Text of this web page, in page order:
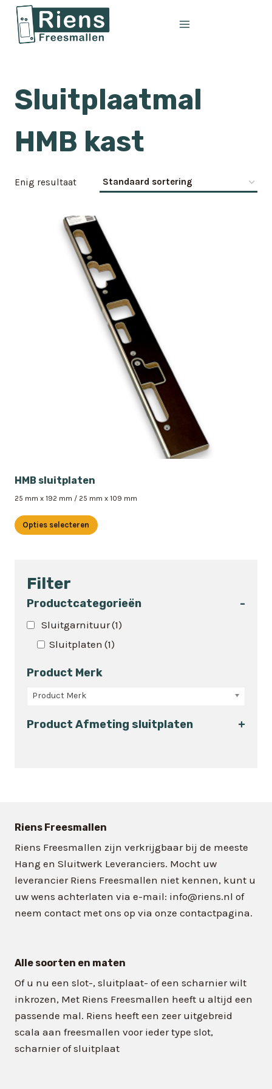
Doorgaan
naar
inhoud
Sluitplaatmal
HMB kast
Enig resultaat
HMB sluitplaten
25 mm x 192 mm / 25 mm x 109 mm
Opties selecteren
meerdere
variaties.
optie
worden
productpagina
Filter
Productcategorieën -
Sluitgarnituur(1)
Sluitplaten (1)
Product Merk
Product Merk
Product Afmeting sluitplaten +
Riens Freesmallen
Riens Freesmallen zijn verkrijgbaar bij de meeste
Hang en Sluitwerk Leveranciers. Mocht uw
leverancier Riens Freesmallen niet kennen, kunt u
uw wens achterlaten via e-mail: info@riens.nl of
neem contact met ons op via onze contactpagina.
Alle soorten en maten
Of u nu een slot-, sluitplaat- of een scharnier wilt
inkrozen, Met Riens Freesmallen heeft u altijd een
passende mal. Riens heeft een zeer uitgebreid
scala aan freesmallen voor ieder type slot,
scharnier of sluitplaat